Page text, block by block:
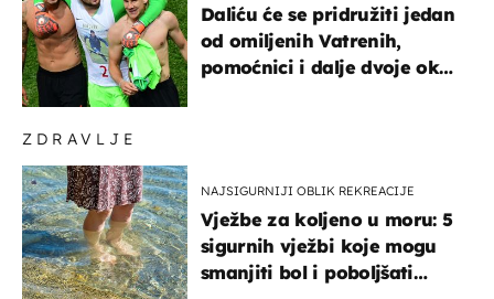
ZDRAVLJE
NAJSIGURNIJI OBLIK REKREACIJE
Vježbe za koljeno u moru: 5
sigurnih vježbi koje mogu
smanjiti bol i poboljšati
Daliću će se pridružiti jedan
od omiljenih Vatrenih,
pomoćnici i dalje dvoje oko